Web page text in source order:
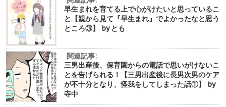
早生まれを育てる上で心がけたいと思っているこ
と【親から見て『早生まれ』でよかったなと思う
ところ③】 by とも
関連記事:
三男出産後、保育園からの電話で思いがけないこ
とを告げられる！【三男出産後に長男次男のケア
が不十分となり、怪我をしてしまった話①】 by
寺中